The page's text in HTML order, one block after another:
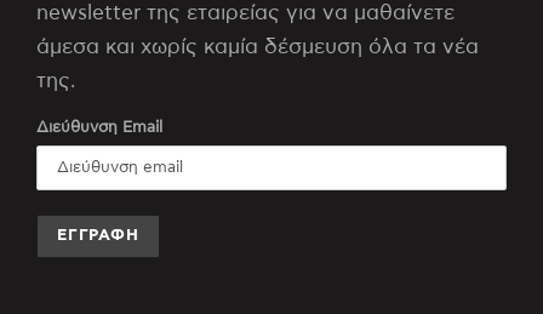
newsletter της εταιρείας για να μαθαίνετε
άμεσα και χωρίς καμία δέσμευση όλα τα νέα
της.
Διεύθυνση Email